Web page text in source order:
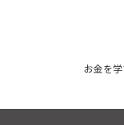
お金を